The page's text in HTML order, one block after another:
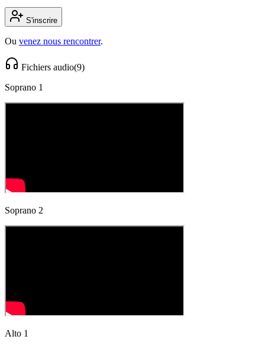
S'inscrire
Ou venez nous rencontrer.
Fichiers audio(9)
Soprano 1
Soprano 2
Alto 1